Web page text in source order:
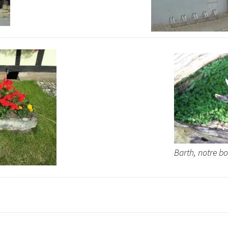
Barth, notre